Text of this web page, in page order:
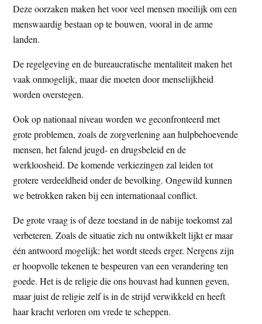
t
e
Deze oorzaken maken het voor veel mensen moeilijk om een
menswaardig bestaan op te bouwen, vooral in de arme
landen.
De regelgeving en de bureaucratische mentaliteit maken het
vaak onmogelijk, maar die moeten door menselijkheid
worden overstegen.
Ook op nationaal niveau worden we geconfronteerd met
grote problemen, zoals de zorgverlening aan hulpbehoevende
mensen, het falend jeugd- en drugsbeleid en de
werkloosheid. De komende verkiezingen zal leiden tot
grotere verdeeldheid onder de bevolking. Ongewild kunnen
we betrokken raken bij een internationaal conflict.
De grote vraag is of deze toestand in de nabije toekomst zal
verbeteren. Zoals de situatie zich nu ontwikkelt lijkt er maar
één antwoord mogelijk: het wordt steeds erger. Nergens zijn
er hoopvolle tekenen te bespeuren van een verandering ten
goede. Het is de religie die ons houvast had kunnen geven,
maar juist de religie zelf is in de strijd verwikkeld en heeft
haar kracht verloren om vrede te scheppen.